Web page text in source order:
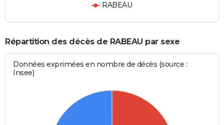
RABEAU
Répartition des décès de RABEAU par sexe
Données exprimées en nombre de décès (source :
Insee)